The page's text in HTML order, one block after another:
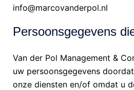
info@marcovanderpol.nl
Persoonsgegevens
Van der Pol Management &
uw persoonsgegevens
onze diensten en/of omdat u